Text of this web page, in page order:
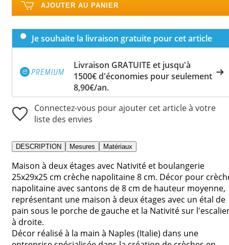
AJOUTER AU PANIER
Je souhaite la livraison gratuite pour cet article
Livraison GRATUITE et jusqu'à
1500€ d'économies pour seulement
8,90€/an.
Connectez-vous pour ajouter cet article à votre
liste des envies
DESCRIPTION Mesures Matériaux
Maison à deux étages avec Nativité et boulangerie
25x29x25 cm crèche napolitaine 8 cm. Décor pour
napolitaine avec santons de 8 cm de hauteur moyenne,
représentant une maison à deux étages avec un étal de
pain sous le porche de gauche et la Nativité sur
à droite.
Décor réalisé à la main à Naples (Italie) dans une